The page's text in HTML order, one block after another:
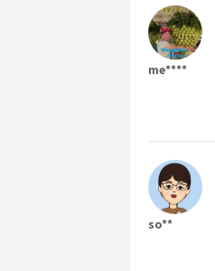
me****
so**